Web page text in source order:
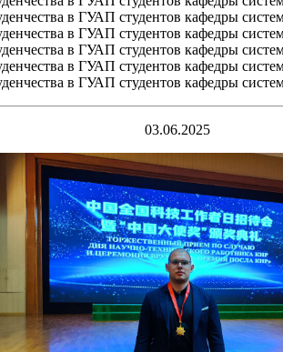
03.06.2025